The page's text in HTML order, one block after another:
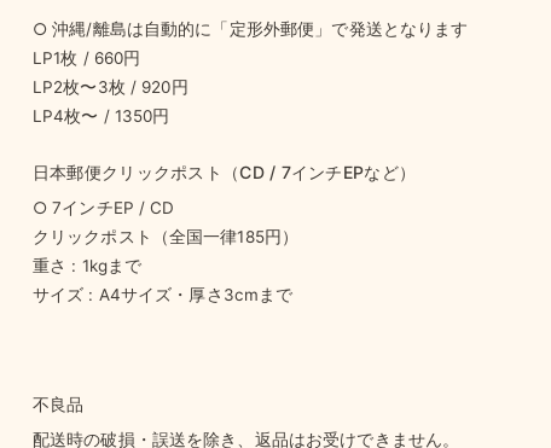
○ 沖縄/離島は自動的に「定形外郵便」で発送となります
LP1枚 / 660円
LP2枚〜3枚 / 920円
LP4枚〜 / 1350円
日本郵便クリックポスト（CD / 7インチEPなど）
○ 7インチEP / CD
クリックポスト（全国一律185円）
重さ : 1kgまで
サイズ : A4サイズ・厚さ3cmまで
不良品
配送時の破損・誤送を除き、返品はお受けできません。